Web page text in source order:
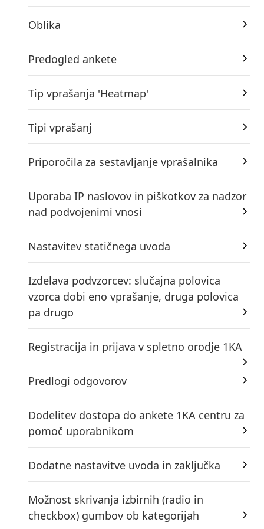
Oblika
Predogled ankete
Tip vprašanja 'Heatmap'
Tipi vprašanj
Priporočila za sestavljanje vprašalnika
Uporaba IP naslovov in piškotkov za nadzor
nad podvojenimi vnosi
Nastavitev statičnega uvoda
Izdelava podvzorcev: slučajna polovica
vzorca dobi eno vprašanje, druga polovica
pa drugo
Registracija in prijava v spletno orodje 1KA
Predlogi odgovorov
Dodelitev dostopa do ankete 1KA centru za
pomoč uporabnikom
Dodatne nastavitve uvoda in zaključka
Možnost skrivanja izbirnih (radio in
checkbox) gumbov ob kategorijah